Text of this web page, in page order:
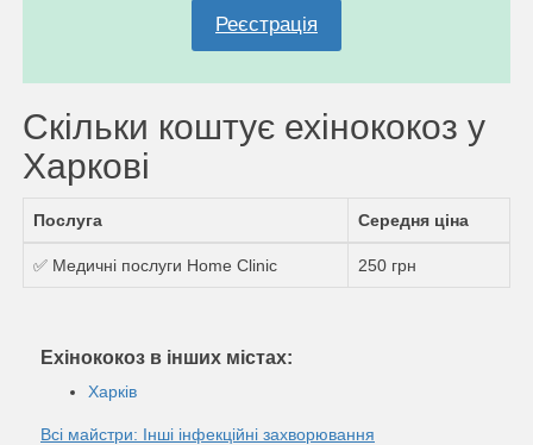
Реєстрація
Скільки коштує ехінококоз у
Харкові
Послуга Середня ціна
✅ Медичні послуги Home Clinic 250 грн
Ехінококоз в інших містах:
Харків
Всі майстри: Інші інфекційні захворювання